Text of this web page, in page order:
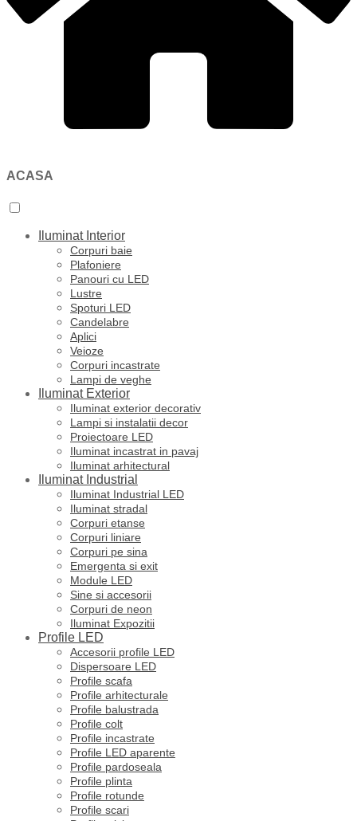
ACASA
Iluminat Interior
Corpuri baie
Plafoniere
Panouri cu LED
Lustre
Spoturi LED
Candelabre
Aplici
Veioze
Corpuri incastrate
Lampi de veghe
Iluminat Exterior
Iluminat exterior decorativ
Lampi si instalatii decor
Proiectoare LED
Iluminat incastrat in pavaj
Iluminat arhitectural
Iluminat Industrial
Iluminat Industrial LED
Iluminat stradal
Corpuri etanse
Corpuri liniare
Corpuri pe sina
Emergenta si exit
Module LED
Sine si accesorii
Corpuri de neon
Iluminat Expozitii
Profile LED
Accesorii profile LED
Dispersoare LED
Profile scafa
Profile arhitecturale
Profile balustrada
Profile colt
Profile incastrate
Profile LED aparente
Profile pardoseala
Profile plinta
Profile rotunde
Profile scari